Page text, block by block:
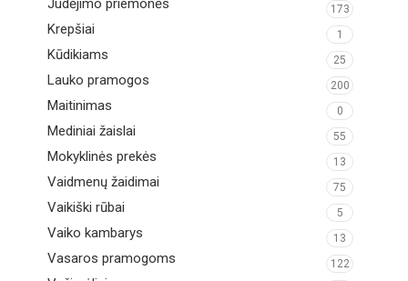
Judėjimo priemonės 173
Krepšiai 1
Kūdikiams 25
Lauko pramogos 200
Maitinimas 0
Mediniai žaislai 55
Mokyklinės prekės 13
Vaidmenų žaidimai 75
Vaikiški rūbai 5
Vaiko kambarys 13
Vasaros pramogoms 122